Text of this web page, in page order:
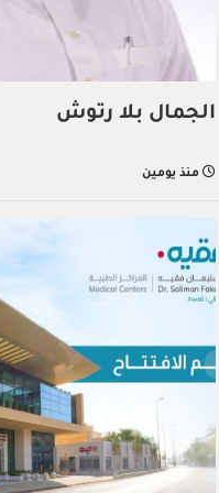
الجمال بلا رتوش
منذ يومين